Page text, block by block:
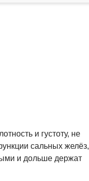
и густоту, не
сальных желёз,
и дольше держат